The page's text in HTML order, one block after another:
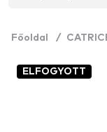
Főoldal /
ELFOGYOTT